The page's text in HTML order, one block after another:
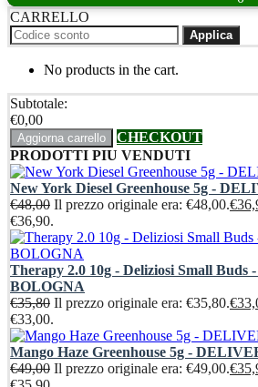
CARRELLO
Applica
No products in the cart.
Subtotale:
€0,00
Aggiorna carrello
CHECKOUT
PRODOTTI PIU VENDUTI
New York Diesel Greenhouse 5g -
€48,00 Il prezzo originale era: €48,00.€
€36,90.
Therapy 2.0 10g - Deliziosi Small
BOLOGNA
€35,80 Il prezzo originale era: €35,80.€
€33,00.
Mango Haze Greenhouse 5g -
€49,00 Il prezzo originale era: €49,00.€